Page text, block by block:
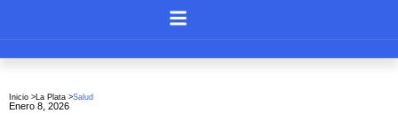
Inicio >La Plata >Salud
Enero 8, 2026